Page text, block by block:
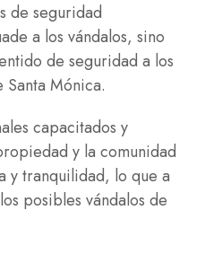
de seguridad
a los vándalos, sino
de seguridad a los
Santa Mónica.
capacitados y
y la comunidad
y tranquilidad, lo que a
posibles vándalos de